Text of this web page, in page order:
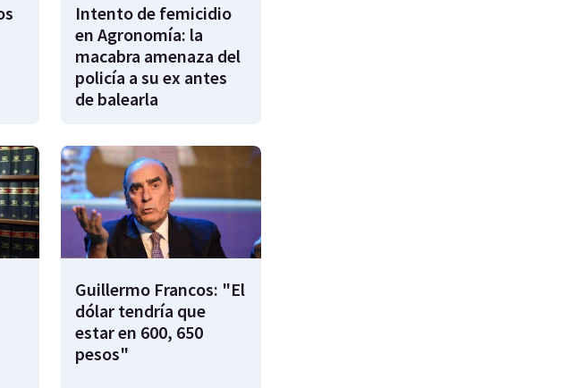
Intento de femicidio
en Agronomía: la
macabra amenaza del
policía a su ex antes
de balearla
Guillermo Francos: "El
dólar tendría que
estar en 600, 650
pesos"